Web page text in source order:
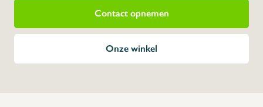
Contact opnemen
Onze winkel